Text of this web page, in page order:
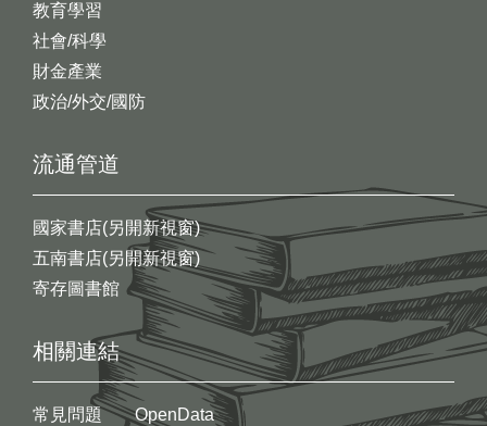
教育學習
社會/科學
財金產業
政治/外交/國防
流通管道
國家書店(另開新視窗)
五南書店(另開新視窗)
寄存圖書館
相關連結
常見問題
OpenData